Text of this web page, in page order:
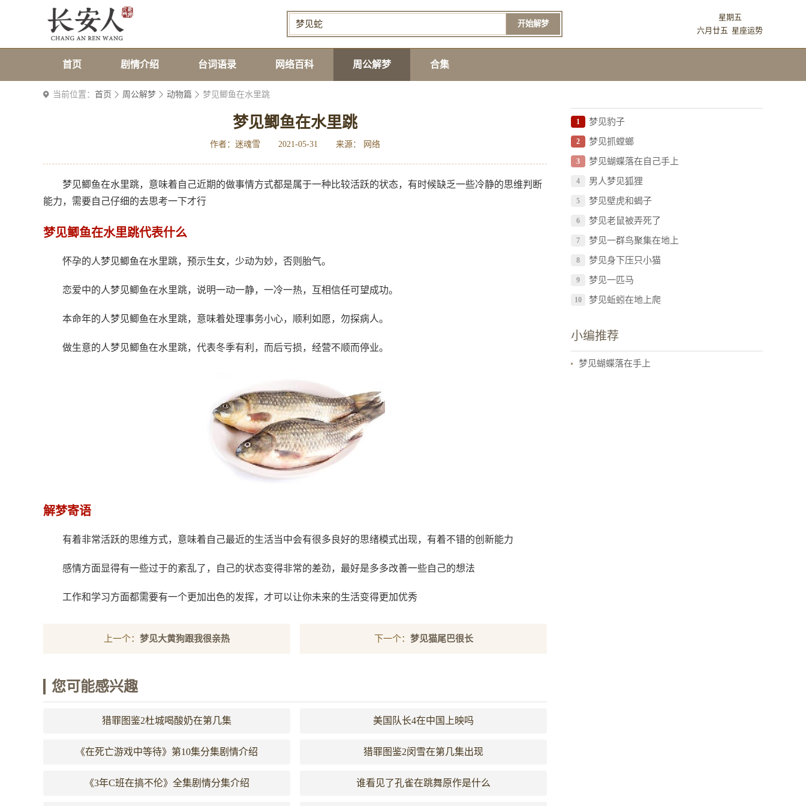
开始解梦
星期五
六月廿五 星座运势
首页 剧情介绍 台词语录 网络百科 周公解梦 合集
当前位置： 首页 周公解梦 动物篇 梦见鲫鱼在水里跳
梦见鲫鱼在水里跳
作者：迷魂雪 2021-05-31 来源： 网络
梦见鲫鱼在水里跳，意味着自己近期的做事情方式都是属于一种比较活跃的状态，有时候缺乏一些冷静的思维判断
能力，需要自己仔细的去思考一下才行
梦见鲫鱼在水里跳代表什么
怀孕的人梦见鲫鱼在水里跳，预示生女，少动为妙，否则胎气。
恋爱中的人梦见鲫鱼在水里跳，说明一动一静，一冷一热，互相信任可望成功。
本命年的人梦见鲫鱼在水里跳，意味着处理事务小心，顺利如愿，勿探病人。
做生意的人梦见鲫鱼在水里跳，代表冬季有利，而后亏损，经营不顺而停业。
解梦寄语
有着非常活跃的思维方式，意味着自己最近的生活当中会有很多良好的思绪模式出现，有着不错的创新能力
感情方面显得有一些过于的紊乱了，自己的状态变得非常的差劲，最好是多多改善一些自己的想法
工作和学习方面都需要有一个更加出色的发挥，才可以让你未来的生活变得更加优秀
上一个： 梦见大黄狗跟我很亲热 下一个： 梦见猫尾巴很长
您可能感兴趣
猎罪图鉴2杜城喝酸奶在第几集 美国队长4在中国上映吗
《在死亡游戏中等待》第10集分集剧情介绍 猎罪图鉴2闵雪在第几集出现
《3年C班在搞不伦》全集剧情分集介绍 谁看见了孔雀在跳舞原作是什么
1 梦见豹子
2 梦见抓螳螂
3 梦见蝴蝶落在自己手上
4 男人梦见狐狸
5 梦见壁虎和蝎子
6 梦见老鼠被弄死了
7 梦见一群鸟聚集在地上
8 梦见身下压只小猫
9 梦见一匹马
10 梦见蚯蚓在地上爬
小编推荐
梦见蝴蝶落在手上